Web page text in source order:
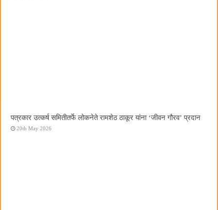
पत्रकार उत्कर्ष समितीतर्फे लोकनेते रामशेठ ठाकूर यांना ‌‘जीवन गौरव‌’ प्रदान
20th May 2026